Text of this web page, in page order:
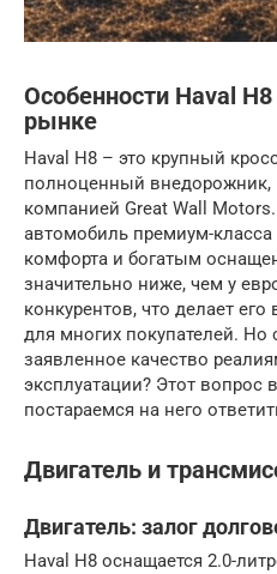
Особенности Haval
рынке
Haval H8 – это крупный
полноценный внедорожник,
компанией Great Wall
автомобиль премиум-
комфорта и богатым
значительно ниже, чем у
конкурентов, что делает
для многих покупателей. Но
заявленное качество
эксплуатации? Этот вопрос
постараемся на него
Двигатель и
Двигатель: залог
Haval H8 оснащается 2.0-